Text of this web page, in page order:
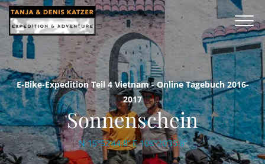
E-Bike-Expedition Teil 4 Vietnam - Online Tagebuch 2016-
2017
Sonnenschein
N 15°52’44.8’’ E 108°20’35.8’’